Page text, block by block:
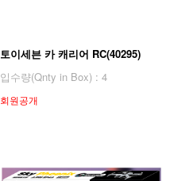
토이세븐 카 캐리어 RC(40295)
입수량(Qnty in Box) : 4
회원공개